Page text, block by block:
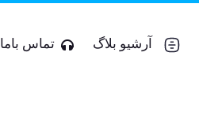
آرشیو بلاگ تماس باما